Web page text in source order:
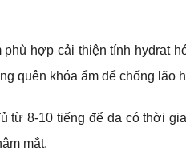
phù hợp cải thiện tính hydrat
quên khóa ẩm để chống lão
từ 8-10 tiếng để da có thời
mắt.